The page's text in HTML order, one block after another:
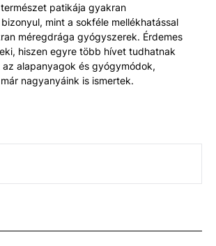
patikája gyakran
mint a sokféle mellékhatással
méregdrága gyógyszerek. Érdemes
hiszen egyre több hívet tudhatnak
alapanyagok és gyógymódok,
nagyanyáink is ismertek.